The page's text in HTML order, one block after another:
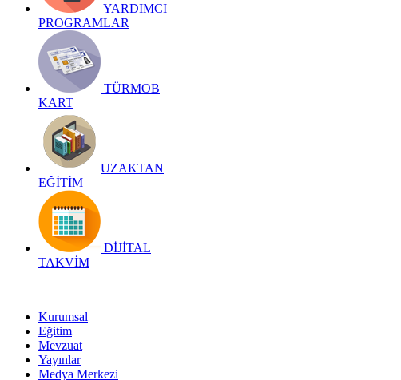
YARDIMCI
PROGRAMLAR
TÜRMOB
KART
UZAKTAN
EĞİTİM
DİJİTAL
TAKVİM
Kurumsal
Eğitim
Mevzuat
Yayınlar
Medya Merkezi